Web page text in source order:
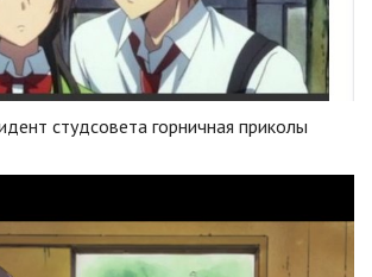
студсовета горничная приколы